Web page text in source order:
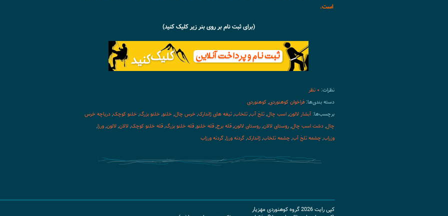
است.
(برای ثبت نام بر روی بنر زیر کلیک کنید)
نظرات: ۰ نظر
دسته بندی‌ها: فراخوان کوهنوردی,کوهنوردی
برچسب‌ها: آبشار لالون,اسب چال,تلخ آب,تلخاب,تیغه های ژاندارک, خرس چال, خلنو, خلنو بزرگ, خلنو کوچک,دریاچه خرس
چال,دشت اسب چال,روستای لالان,روستای لالون,قله برج,قله خلنو,قله خلنو بزرگ,قله خلنو کوچک,لالان,لالون,ورزا,
وزراب, چشمه تلخ آب, چشمه تلخاب,ژاندارک,گردنه ورزا,گردنه ورزاب
کپی رایت 2026
گروه کوهنوردی مهزیار